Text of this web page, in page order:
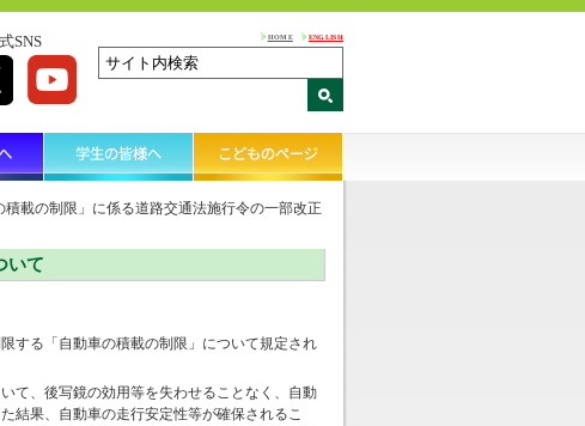
SNS HOME ENGLISH
積載の制限」に係る道路交通法施行令の一部改正
いて
する「自動車の積載の制限」について規定され
て、後写鏡の効用等を失わせることなく、自動
結果、自動車の走行安定性等が確保されるこ